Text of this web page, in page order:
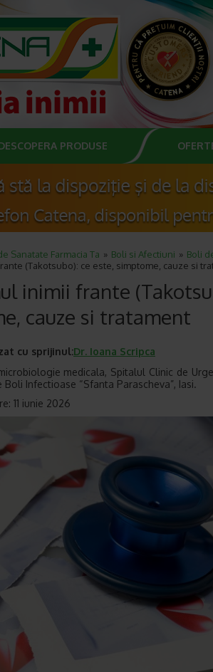
PRODUSE
Sanatate Farmacia Ta Boli si Afectiuni
Boli
(Takotsubo): ce este, simptome, cauze si
inimii frante
cauze si tratament
cu sprijinul:Dr. Ioana Scripca
medicala, Spitalul Clinic de
Boli Infectioase “Sfanta Parascheva”, Iasi.
11 iunie 2026